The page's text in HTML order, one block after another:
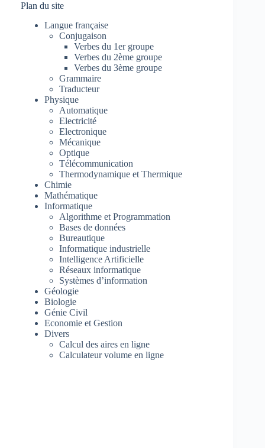
Plan du site
Langue française
Conjugaison
Verbes du 1er groupe
Verbes du 2ème groupe
Verbes du 3ème groupe
Grammaire
Traducteur
Physique
Automatique
Electricité
Electronique
Mécanique
Optique
Télécommunication
Thermodynamique et Thermique
Chimie
Mathématique
Informatique
Algorithme et Programmation
Bases de données
Bureautique
Informatique industrielle
Intelligence Artificielle
Réseaux informatique
Systèmes d’information
Géologie
Biologie
Génie Civil
Economie et Gestion
Divers
Calcul des aires en ligne
Calculateur volume en ligne